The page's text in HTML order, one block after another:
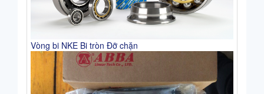
Vòng bi NKE Bi tròn Đỡ chặn